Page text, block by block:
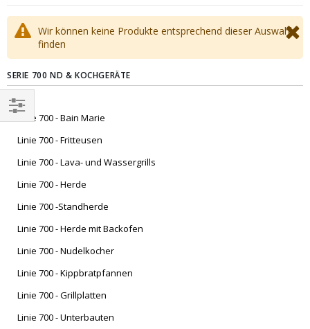
Wir können keine Produkte entsprechend dieser Auswahl
finden
SERIE 700 ND & KOCHGERÄTE
Linie 700 - Bain Marie
Linie 700 - Fritteusen
Linie 700 - Lava- und Wassergrills
Linie 700 - Herde
Linie 700 -Standherde
Linie 700 - Herde mit Backofen
Linie 700 - Nudelkocher
Linie 700 - Kippbratpfannen
Linie 700 - Grillplatten
Linie 700 - Unterbauten
EINKAUFEN
NACH